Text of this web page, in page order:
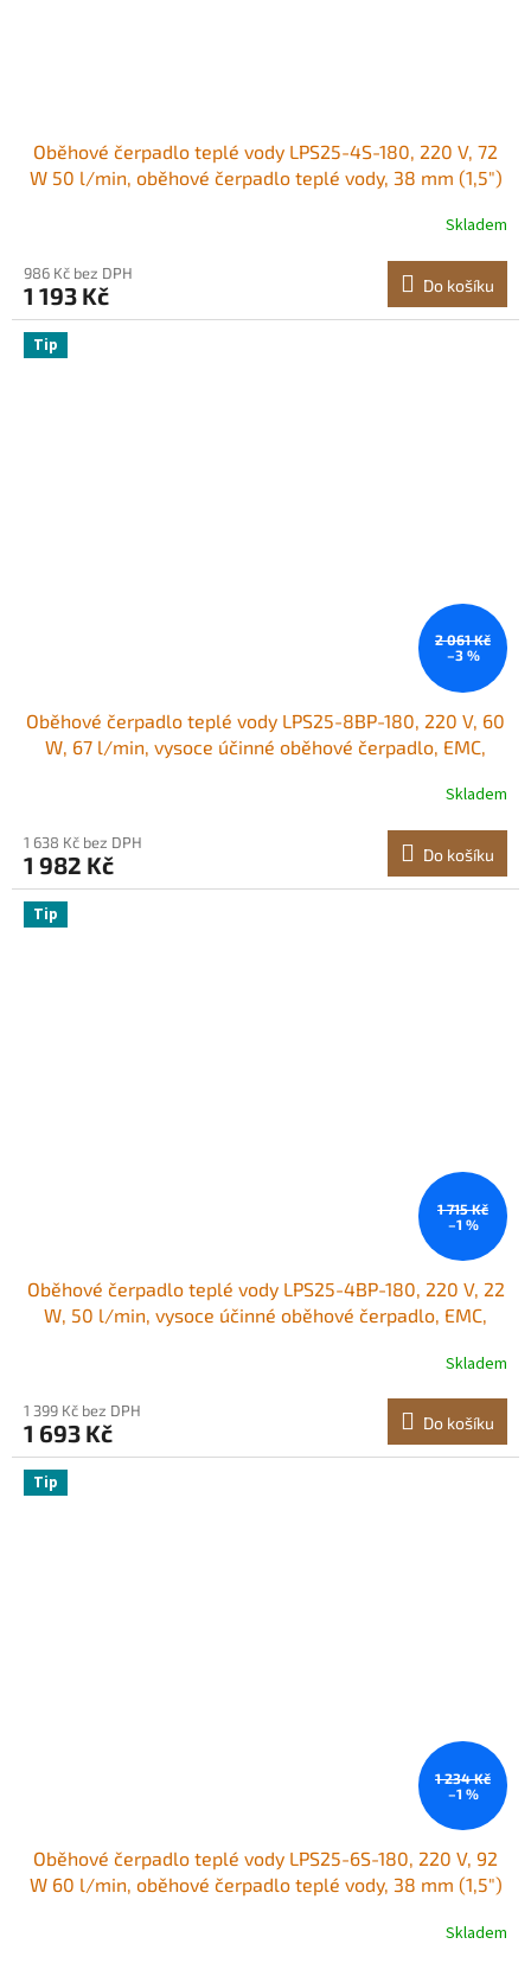
Oběhové čerpadlo teplé vody LPS25-4S-180, 220 V, 72
W 50 l/min, oběhové čerpadlo teplé vody, 38 mm (1,5")
Skladem
986 Kč bez DPH
1 193 Kč Do košíku
Tip
2 061 Kč
–3 %
Oběhové čerpadlo teplé vody LPS25-8BP-180, 220 V, 60
W, 67 l/min, vysoce účinné oběhové čerpadlo, EMC,
závitové oběhové čerpadlo NPT pro systém ohřevu vody
Skladem
1 638 Kč bez DPH
1 982 Kč Do košíku
Tip
1 715 Kč
–1 %
Oběhové čerpadlo teplé vody LPS25-4BP-180, 220 V, 22
W, 50 l/min, vysoce účinné oběhové čerpadlo, EMC,
závitové oběhové čerpadlo NPT pro systém ohřevu vody
Skladem
1 399 Kč bez DPH
1 693 Kč Do košíku
Tip
1 234 Kč
–1 %
Oběhové čerpadlo teplé vody LPS25-6S-180, 220 V, 92
W 60 l/min, oběhové čerpadlo teplé vody, 38 mm (1,5")
Skladem